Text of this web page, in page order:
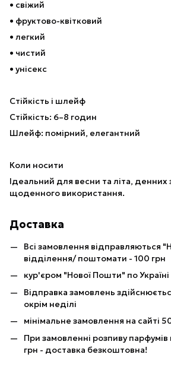
• свіжий
• фруктово-квітковий
• легкий
• чистий
• унісекс
Стійкість і шлейф
Стійкість: 6–8 годин
Шлейф: помірний, елегантний
Коли носити
Ідеальний для весни та літа, денних
щоденного використання.
Доставка
Всі замовлення відправляються
відділення/ поштомати - 100 грн
кур'єром "Нової Пошти" по Україні
Відправка замовлень
окрім неділі
мінімальне замовлення на сайті
При замовленні розпиву
грн - доставка безкоштовна!